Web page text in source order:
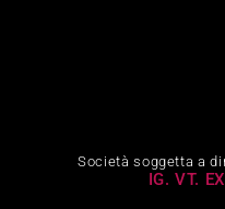
Società soggetta a
IG. VT.